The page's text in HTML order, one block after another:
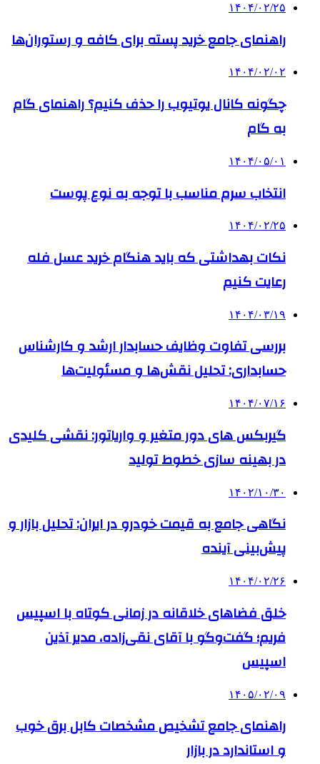
۱۴۰۴/۰۲/۲۵
راهنمای جامع خرید پسته برای کافه و رستوران‌ها
۱۴۰۴/۰۲/۰۲
چگونه کانال یوتیوب را حذف کنیم؟ راهنمای گام
‌به‌ گام
۱۴۰۴/۰۵/۰۱
انتخاب سرم مناسب با توجه به نوع پوست
۱۴۰۴/۰۲/۲۵
نکات بهداشتی که باید هنگام خرید عسل فله
رعایت کنیم
۱۴۰۴/۰۳/۱۹
بررسی تفاوت وظایف حسابدار ارشد و کارشناس
حسابداری: تحلیل نقش‌ها و مسئولیت‌ها
۱۴۰۴/۰۷/۱۶
گیربکس های دور متغیر و واریاتور: نقشی کلیدی
در بهینه سازی خطوط تولید
۱۴۰۲/۱۰/۳۰
نگاهی جامع به قیمت خودرو در ایران: تحلیل بازار و
پیش‌بینی آینده
۱۴۰۴/۰۲/۲۶
خلق فضاهای خلاقانه در زمانی کوتاه با اسپیس
فریم؛ گفت‌وگو با آقای نقی‌زاده، مدیر آذین
اسپیس
۱۴۰۵/۰۲/۰۹
راهنمای جامع تشخیص مشخصات کابل برق خوب
و استاندارد در بازار